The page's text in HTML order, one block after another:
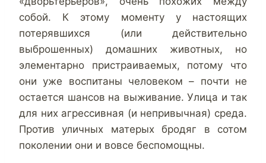
собой. К этому моменту у настоящих
потерявшихся (или действительно
выброшенных) домашних животных, но
элементарно пристраиваемых, потому что
они уже воспитаны человеком – почти не
остается шансов на выживание. Улица и так
для них агрессивная (и непривычная) среда.
Против уличных матерых бродяг в сотом
поколении они и вовсе беспомощны.